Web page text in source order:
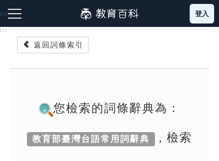
到
主
::: 登入
:::
返回詞條索引
您檢索的詞條辭典為：
教育部臺灣台語常用詞辭典 , 檢索